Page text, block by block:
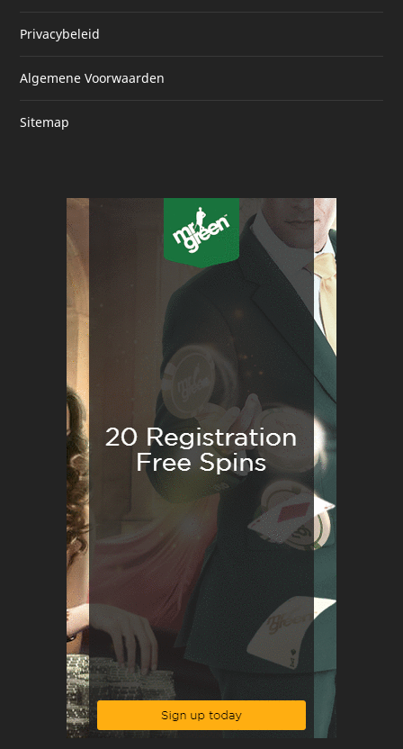
Privacybeleid
Algemene Voorwaarden
Sitemap